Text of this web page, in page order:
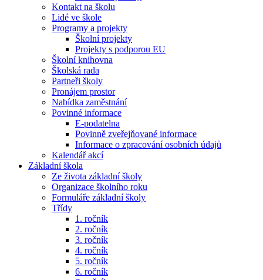
Kontakt na školu
Lidé ve škole
Programy a projekty
Školní projekty
Projekty s podporou EU
Školní knihovna
Školská rada
Partneři školy
Pronájem prostor
Nabídka zaměstnání
Povinné informace
E-podatelna
Povinně zveřejňované informace
Informace o zpracování osobních údajů
Kalendář akcí
Základní škola
Ze života základní školy
Organizace školního roku
Formuláře základní školy
Třídy
1. ročník
2. ročník
3. ročník
4. ročník
5. ročník
6. ročník